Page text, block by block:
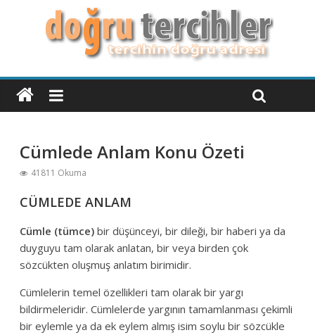
Cümlede Anlam Konu Özeti
41811 Okuma
CÜMLEDE ANLAM
Cümle (tümce) bir düşünceyi, bir dileği, bir haberi ya da
duyguyu tam olarak anlatan, bir veya birden çok
sözcükten oluşmuş anlatım birimidir.
Cümlelerin temel özellikleri tam olarak bir yargı
bildirmeleridir. Cümlelerde yargının tamamlanması çekimli
bir eylemle ya da ek eylem almış isim soylu bir sözcükle